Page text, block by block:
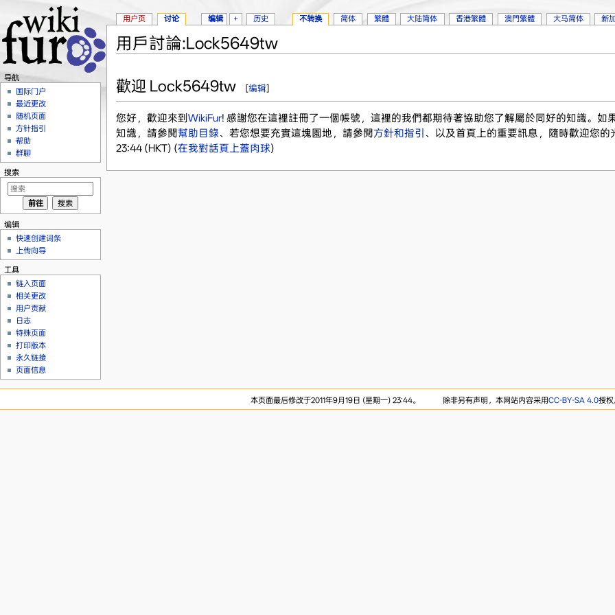
用戶討論:Lock5649tw
歡迎 Lock5649tw [编辑]
您好，歡迎來到 WikiFur! 感謝您在這裡註冊了一個帳號，這裡的我們都期待著協助您了解屬於同好的知識。如
知識，請參閱幫助目錄、若您想要充實這塊園地，請參閱方針和指引 、以及首頁上的重要訊息，隨時歡迎您的
23:44 (HKT) (在我對話頁上蓋肉球)
用户页 讨论 编辑 + 历史 不转换 简体 繁體 大陆简体 香港繁體 澳門繁體 大马简体 新
导航
国际门户
最近更改
随机页面
方针指引
帮助
群聊
搜索
编辑
快速创建词条
上传向导
工具
链入页面
相关更改
用户贡献
日志
特殊页面
打印版本
永久链接
页面信息
本页面最后修改于2011年9月19日 (星期一) 23:44。 除非另有声明，本网站内容采用CC-BY-SA 4.0授权